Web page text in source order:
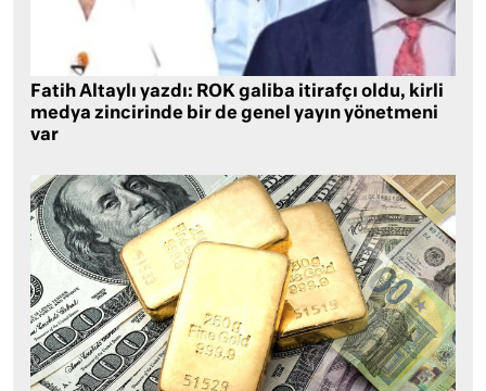
Fatih Altaylı yazdı: ROK galiba itirafçı oldu, kirli
medya zincirinde bir de genel yayın yönetmeni
var